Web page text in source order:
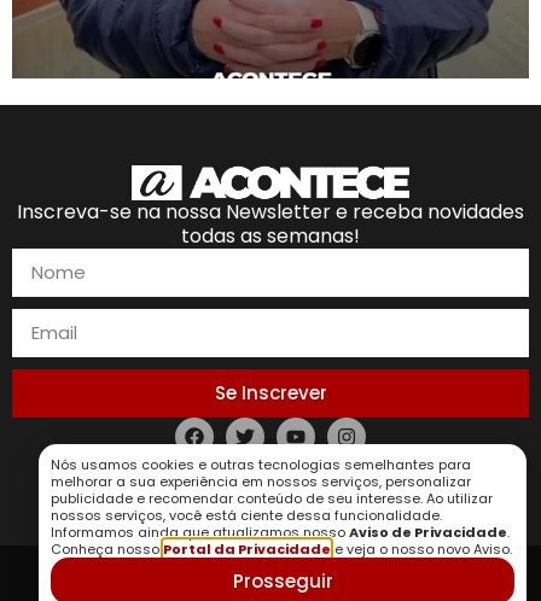
Inscreva-se na nossa Newsletter e receba novidades
todas as semanas!
Se Inscrever
Política de Privacidade
Nós usamos cookies e outras tecnologias semelhantes para
melhorar a sua experiência em nossos serviços, personalizar
publicidade e recomendar conteúdo de seu interesse. Ao utilizar
nossos serviços, você está ciente dessa funcionalidade.
Informamos ainda que atualizamos nossoAviso de Privacidade.
Conheça nosso Portal da Privacidade e veja o nosso novo Aviso.
Prosseguir